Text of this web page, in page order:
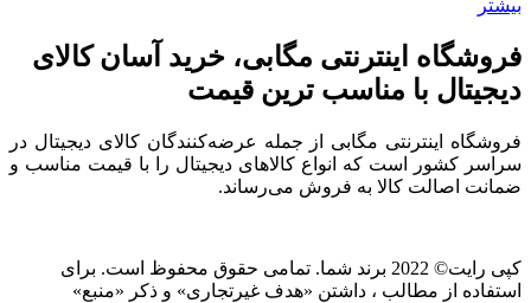
بیشتر
فروشگاه اینترنتی مگابی، خرید آسان کالای
دیجیتال با مناسب ترین قیمت
فروشگاه اینترنتی مگابی از جمله عرضه‌کنندگان کالای دیجیتال در
سراسر کشور است که انواع کالاهای دیجیتال را با قیمت مناسب و
ضمانت اصالت کالا به فروش می‌رساند.
کپی رایت© 2022 برند شما. تمامی حقوق محفوظ است. برای
استفاده از مطالب ، داشتن «هدف غیرتجاری» و ذکر «منبع»